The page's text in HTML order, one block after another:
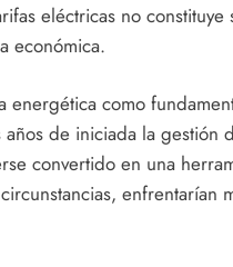
eléctricas no
económica.
como
de iniciada la gestión
convertido en una
enfrentarían